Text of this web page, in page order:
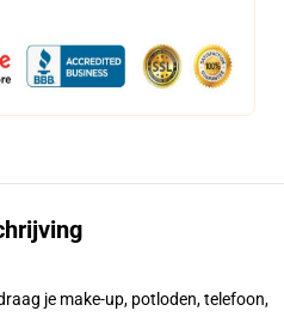
je make-up, potloden, telefoon,